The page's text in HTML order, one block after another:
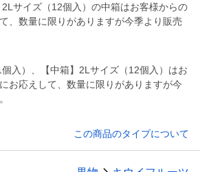
サイズ（12個入）の中箱はお客様からの
、数量に限りがありますが今季より販売
個入）、【中箱】2Lサイズ（12個入）はお
お応えして、数量に限りがありますが今
この商品のタイプについて